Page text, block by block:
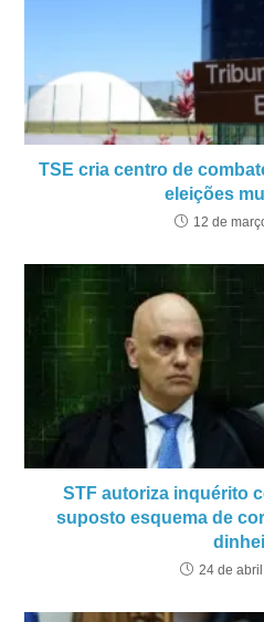
TSE cria centro de
eleições
12 de
STF autoriza inquérito
suposto esquema de
24 de